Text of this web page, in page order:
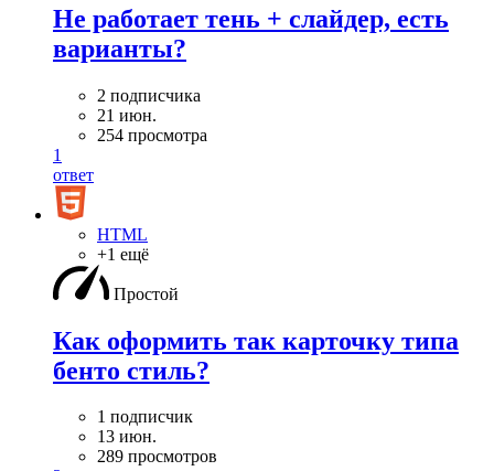
Не работает тень + слайдер, есть
варианты?
2 подписчика
21 июн.
254 просмотра
1
ответ
HTML
+1 ещё
Простой
Как оформить так карточку типа
бенто стиль?
1 подписчик
13 июн.
289 просмотров